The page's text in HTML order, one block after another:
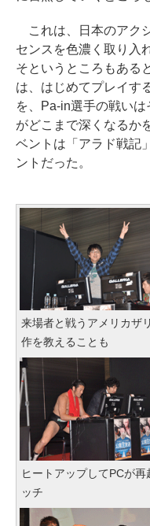
これは、日本のアク
センスを色濃く取り入
そというところもある
は、はじめてプレイす
を、Pa-in選手の戦い
がどこまで深くなるか
ベントは「アラド戦記
ントだった。
来場者と戦うアメリカザ
作を教えることも
ヒートアップしてPCが
ッチ